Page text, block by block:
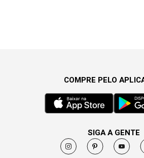
COMPRE PELO
SIGA A GENTE